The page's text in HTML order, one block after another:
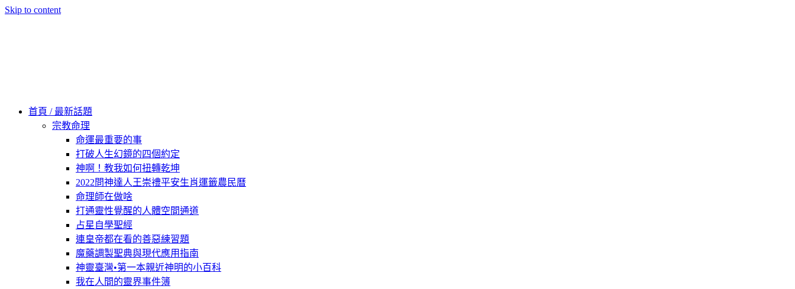
Skip to content
首頁 / 最新話題
宗教命理
命運最重要的事
打破人生幻鏡的四個約定
神啊！教我如何扭轉乾坤
2022問神達人王崇禮平安生肖運籤農民曆
命理師在做啥
打通靈性覺醒的人體空間通道
占星自學聖經
連皇帝都在看的善惡練習題
魔藥調製聖典與現代應用指南
神靈臺灣•第一本親近神明的小百科
我在人間的靈界事件簿